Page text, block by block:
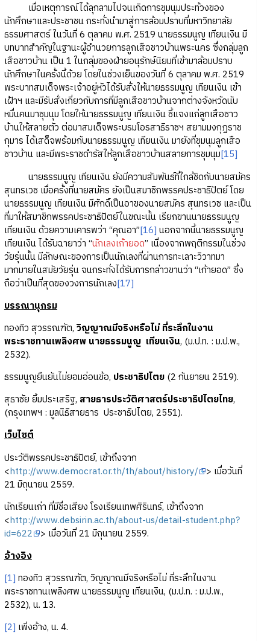
เมื่อเหตุการณ์ได้ลุกลามไปจนเกิดการชุมนุมประท้วงของ
นักศึกษาและประชาชน กระทั่งนำมาสู่การล้อมปราบที่มหาวิทยาลัย
ธรรมศาสตร์ ในวันที่ 6 ตุลาคม พ.ศ. 2519 นายธรรมนูญ เทียนเงิน มี
บทบาทสำคัญในฐานะผู้อำนวยการลูกเสือชาวบ้านพระนคร ซึ่งกลุ่มลูก
เสือชาวบ้าน เป็น 1 ในกลุ่มของฝ่ายอนุรักษ์นิยมที่เข้ามาล้อมปราบ
นักศึกษาในครั้งนี้ด้วย โดยในช่วงเย็นของวันที่ 6 ตุลาคม พ.ศ. 2519
พระบาทสมเด็จพระเจ้าอยู่หัวได้รับสั่งให้นายธรรมนูญ เทียนเงิน เข้า
เฝ้าฯ และมีรับสั่งเกี่ยวกับการที่มีลูกเสือชาวบ้านจากต่างจังหวัดนับ
หมื่นคนมาชุมนุม โดยให้นายธรรมนูญ เทียนเงิน ชี้แจงแก่ลูกเสือชาว
บ้านให้สลายตัว ต่อมาสมเด็จพระบรมโอรสาธิราชฯ สยามมงกุฏราช
กุมาร ได้เสด็จพร้อมกับนายธรรมนูญ เทียนเงิน มายังที่ชุมนุมลูกเสือ
ชาวบ้าน และมีพระราชดำรัสให้ลูกเสือชาวบ้านสลายการชุมนุม[15]
นายธรรมนูญ เทียนเงิน ยังมีความสัมพันธ์ที่ใกล้ชิดกับนายสมัคร
สุนทรเวช เมื่อครั้งที่นายสมัคร ยังเป็นสมาชิกพรรคประชาธิปัตย์ โดย
นายธรรมนูญ เทียนเงิน มีศักดิ์เป็นอาของนายสมัคร สุนทรเวช และเป็น
ที่มาให้สมาชิกพรรคประชาธิปัตย์ในขณะนั้น เรียกขานนายธรรมนูญ
เทียนเงิน ด้วยความเคารพว่า “คุณอา”[16] นอกจากนี้นายธรรมนูญ
เทียนเงิน ได้รับฉายาว่า “นักเลงเก้ายอด” เนื่องจากพฤติกรรมในช่วง
วัยรุ่นนั้น มีลักษณะของการเป็นนักเลงที่ผ่านการทะเลาะวิวาทมา
มากมายในสมัยวัยรุ่น จนกระทั่งได้รับการกล่าวขานว่า “เก้ายอด” ซึ่ง
ถือว่าเป็นที่สุดของวงการนักเลง[17]
บรรณานุกรม
ทองทิว สุวรรณฑัต, วิญญาณมีจริงหรือไม่ ที่ระลึกในงาน
พระราชทานเพลิงศพ นายธรรมนูญ เทียนเงิน, (ม.ป.ท. : ม.ป.พ.,
2532).
ธรรมนูญยืนยันไม่ยอมอ่อนข้อ, ประชาธิปไตย(2 กันยายน 2519).
สุธาชัย ยิ้มประเสริฐ, สายธารประวัติศาสตร์ประชาธิปไตยไทย,
(กรุงเทพฯ : มูลนิธิสายธาร ประชาธิปไตย, 2551).
เว็บไซต์
ประวัติพรรคประชาธิปัตย์, เข้าถึงจาก
<http://www.democrat.or.th/th/about/history/ > เมื่อวันที่
21 มิถุนายน 2559.
นักเรียนเก่า ที่มีชื่อเสียง โรงเรียนเทพศิรินทร์, เข้าถึงจาก
<http://www.debsirin.ac.th/about-us/detail-student.php?
id=622 > เมื่อวันที่ 21 มิถุนายน 2559.
อ้างอิง
[1] ทองทิว สุวรรณฑัต, วิญญาณมีจริงหรือไม่ ที่ระลึกในงาน
พระราชทานเพลิงศพ นายธรรมนูญ เทียนเงิน, (ม.ป.ท. : ม.ป.พ.,
2532), น. 13.
[2] เพิ่งอ้าง, น. 4.